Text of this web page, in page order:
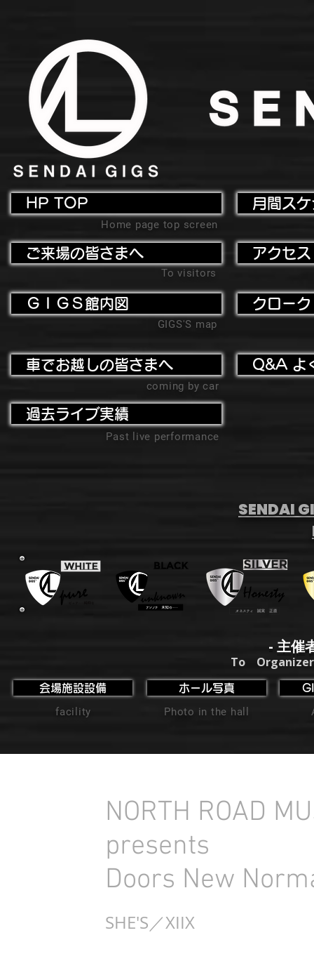
HP TOP
Home page top screen
ご来場の皆さまへ
To visitors
ＧＩＧＳ館内図
GIGS'S map
月間ス
アクセ
クローク
車でお越しの皆さまへ
coming by car
過去ライブ実績
Past live performance
Q&A よ
SENDAI
- 主催
To
会場施設設備
facility
ホール写真
Photo in the hall
NORTH ROAD
presents
Doors New
SHE'S／XIIX